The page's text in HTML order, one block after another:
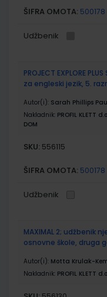
ŠIFRA OMOTA: 500178
Udžbenik
PROJECT EXPLORE
za engleski jezik, 5.
Autor(i): Sarah Phillips
Nakladnik: PROFIL KLETT
DOM
SKU: 556115
ŠIFRA OMOTA: 500178
Udžbenik
MAXIMAL 2; udžbenik
osnovne škole, druga
Autor(i): Motta Krulak-
Nakladnik: PROFIL KLETT